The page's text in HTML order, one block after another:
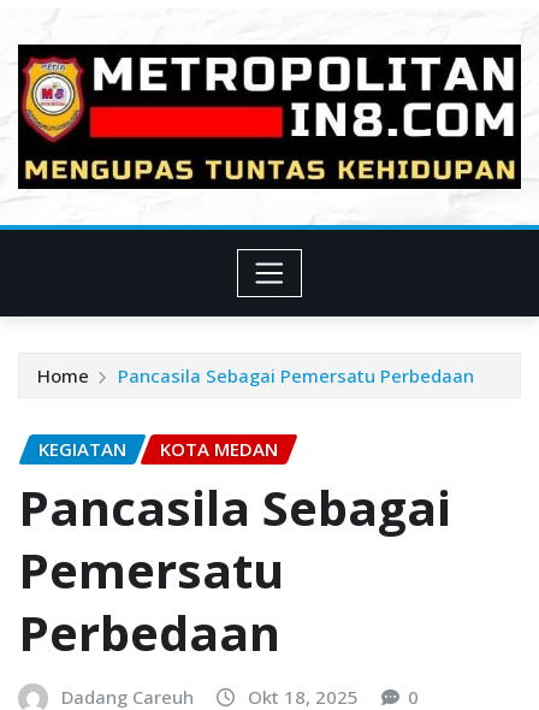
Home Pancasila Sebagai Pemersatu Perbedaan
KEGIATAN KOTA MEDAN
Pancasila Sebagai
Pemersatu
Perbedaan
Dadang Careuh Okt 18, 2025 0